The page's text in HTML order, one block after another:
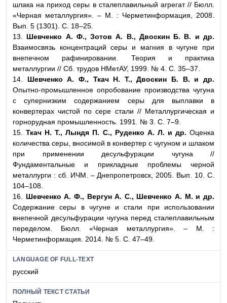
шлака на приход серы в сталеплавильный агрегат // Бюлл.
«Черная металлургия». – М. : Черметинформация, 2008.
Вып. 5 (1301). С. 18–25.
13. Шевченко А. Ф., Зотов А. В., Двоскин Б. В. и др.
Взаимосвязь концентраций серы и магния в чугуне при
внепечном рафинировании. Теория и практика
металлургии // Сб. трудов НМетАУ, 1999. № 4. С. 35–37.
14. Шевченко А. Ф., Ткач Н. Т., Двоскин Б. В. и др.
Опытно-промышленное опробование производства чугуна
с супернизким содержанием серы для выплавки в
конвертерах чистой по сере стали // Металлургическая и
горнорудная промышленность. 1991. № 3. С. 7–9.
15.Ткач Н. Т., Лындя П. С., Руденко А. Л. и др. Оценка
количества серы, вносимой в конвертер с чугуном и шлаком
при применении десульфурации чугуна //
Фундаментальные и прикладные проблемы черной
металлурги : сб. ИЧМ. – Днепропетровск, 2005. Вып. 10. С.
104–108.
16. Шевченко А. Ф., Вергун А. С., Шевченко А. М. и др.
Содержание серы в чугуне и стали при использовании
внепечной десульфурации чугуна перед сталеплавильным
переделом. Бюлл. «Черная металлургия». – М. :
Черметинформация. 2014. № 5. С. 47–49.
LANGUAGE OF FULL-TEXT
русский
ПОЛНЫЙ ТЕКСТ СТАТЬИ